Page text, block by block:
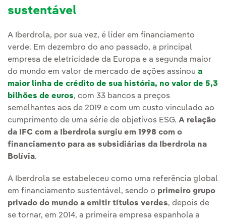
sustentável
A Iberdrola, por sua vez, é líder em financiamento
verde. Em dezembro do ano passado, a principal
empresa de eletricidade da Europa e a segunda maior
do mundo em valor de mercado de ações assinou a
maior linha de crédito de sua história, no valor de 5,3
bilhões de euros, com 33 bancos a preços
semelhantes aos de 2019 e com um custo vinculado ao
cumprimento de uma série de objetivos ESG. A relação
da IFC com a Iberdrola surgiu em 1998 com o
financiamento para as subsidiárias da Iberdrola na
Bolívia.
A Iberdrola se estabeleceu como uma referência global
em financiamento sustentável, sendo o primeiro grupo
privado do mundo a emitir títulos verdes, depois de
se tornar, em 2014, a primeira empresa espanhola a